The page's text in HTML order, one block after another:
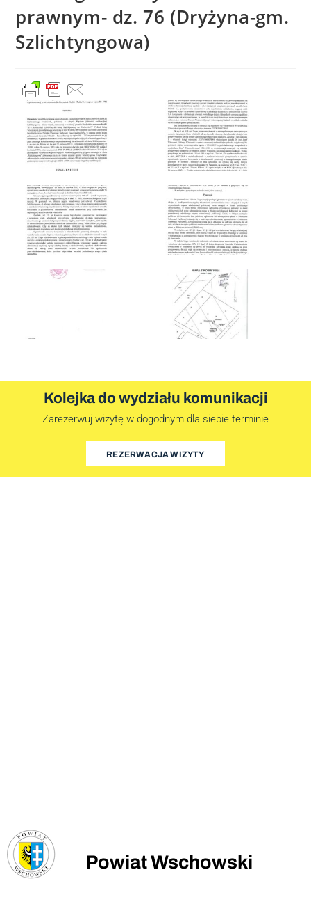
prawnym- dz. 76 (Dryżyna-gm.
Szlichtyngowa)
Kolejka do wydziału komunikacji
Zarezerwuj wizytę w dogodnym dla siebie terminie
REZERWACJA WIZYTY
Powiat Wschowski